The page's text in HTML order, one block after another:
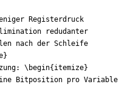
redudanter
}
\begin{ itemize}